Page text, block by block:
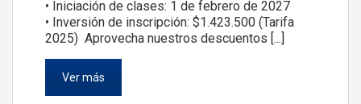
• Iniciación de clases: 1 de febrero de 2027
• Inversión de inscripción: $1.423.500 (Tarifa
2025) Aprovecha nuestros descuentos [...]
Ver más